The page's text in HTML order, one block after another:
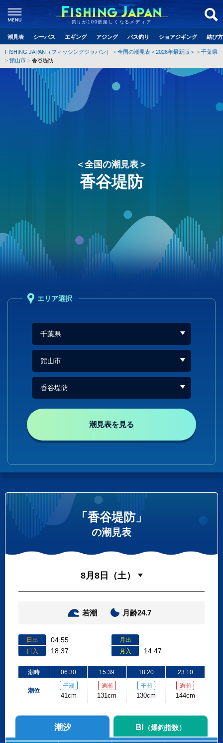
釣りが100倍楽しくなるメディア
潮見表 シーバス エギング アジング バス釣り ショアジギング 結び
FISHING JAPAN（フィッシングジャパン） 全国の潮見表＜2026年最新版＞
千葉県
館山市
香谷堤防
＜全国の潮見表＞
香谷堤防
エリア選択
潮見表を見る
「香谷堤防」
の潮見表
若潮 月齢24.7
日出 04:55
日入 18:37
月出
月入
14:47
潮時
潮位
06:30
干潮
41cm
15:39
満潮
131cm
18:20
干潮
130cm
23:10
満潮
144cm
潮汐 BI （爆釣指数）